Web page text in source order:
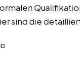
sind die